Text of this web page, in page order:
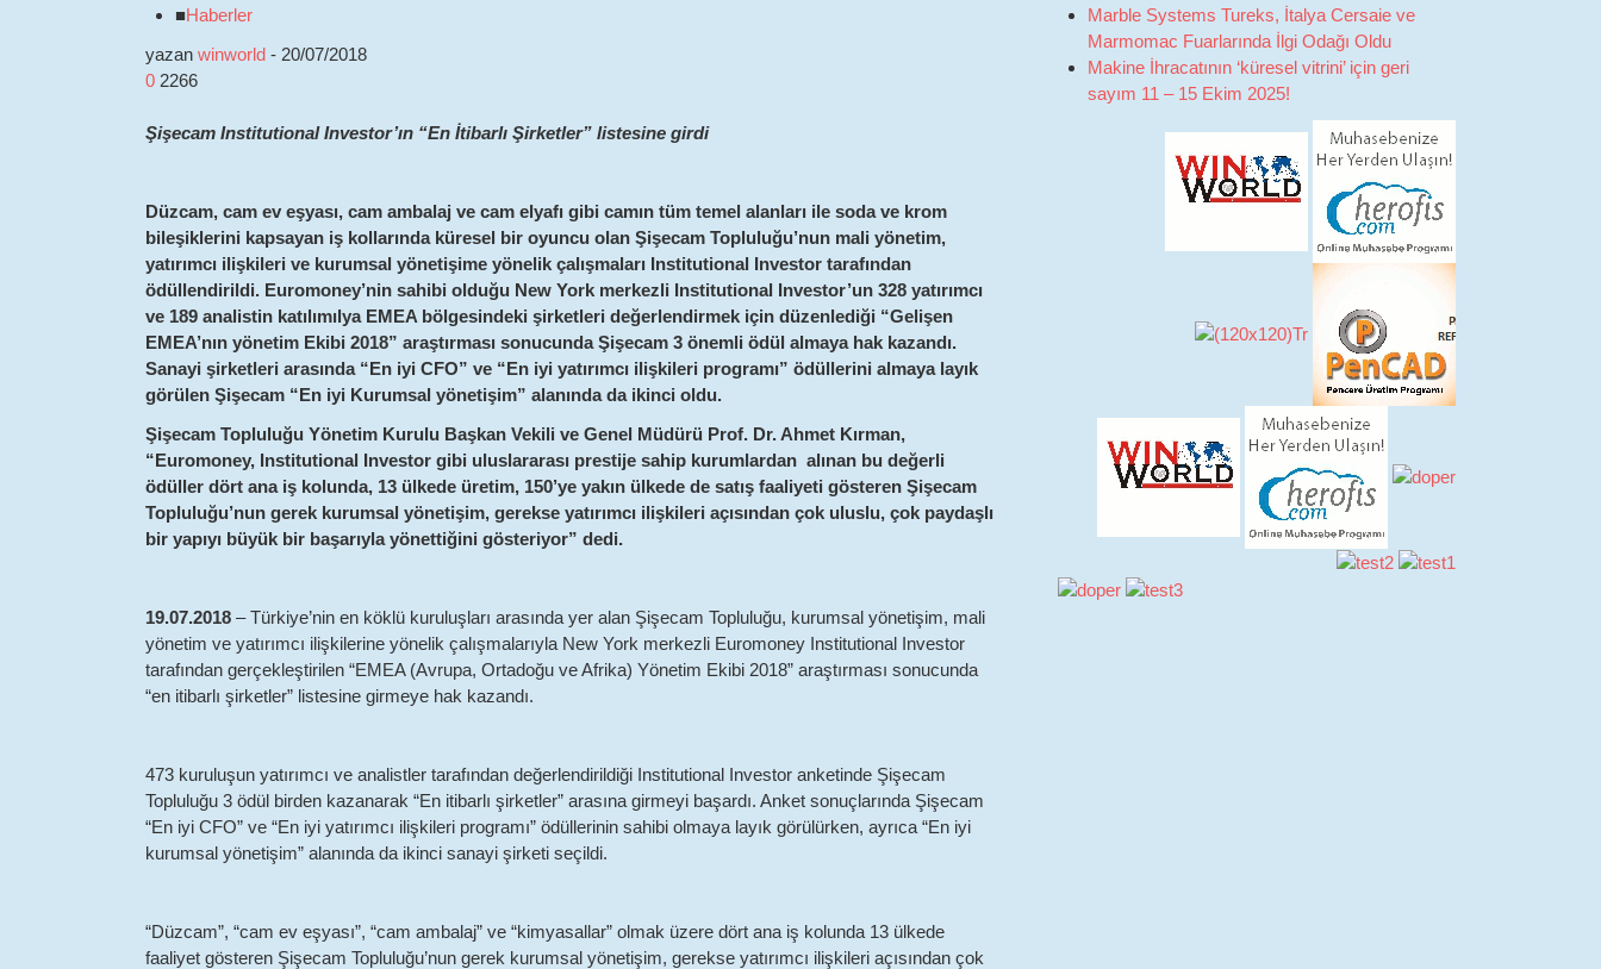
■Haberler
yazan winworld - 20/07/2018
0 2266
Şişecam Institutional Investor’ın “En İtibarlı Şirketler” listesine girdi
Düzcam, cam ev eşyası, cam ambalaj ve cam elyafı gibi camın tüm temel alanları ile soda ve krom
bileşiklerini kapsayan iş kollarında küresel bir oyuncu olan Şişecam Topluluğu’nun mali yönetim,
yatırımcı ilişkileri ve kurumsal yönetişime yönelik çalışmaları Institutional Investor tarafından
ödüllendirildi. Euromoney’nin sahibi olduğu New York merkezli Institutional Investor’un 328 yatırımcı
ve 189 analistin katılımılya EMEA bölgesindeki şirketleri değerlendirmek için düzenlediği “Gelişen
EMEA’nın yönetim Ekibi 2018” araştırması sonucunda Şişecam 3 önemli ödül almaya hak kazandı.
Sanayi şirketleri arasında “En iyi CFO” ve “En iyi yatırımcı ilişkileri programı” ödüllerini almaya layık
görülen Şişecam “En iyi Kurumsal yönetişim” alanında da ikinci oldu.
Şişecam Topluluğu Yönetim Kurulu Başkan Vekili ve Genel Müdürü Prof. Dr. Ahmet Kırman,
“Euromoney, Institutional Investor gibi uluslararası prestije sahip kurumlardan alınan bu değerli
ödüller dört ana iş kolunda, 13 ülkede üretim, 150’ye yakın ülkede de satış faaliyeti gösteren Şişecam
Topluluğu’nun gerek kurumsal yönetişim, gerekse yatırımcı ilişkileri açısından çok uluslu, çok paydaşlı
bir yapıyı büyük bir başarıyla yönettiğini gösteriyor” dedi.
19.07.2018 – Türkiye’nin en köklü kuruluşları arasında yer alan Şişecam Topluluğu, kurumsal yönetişim, mali
yönetim ve yatırımcı ilişkilerine yönelik çalışmalarıyla New York merkezli Euromoney Institutional Investor
tarafından gerçekleştirilen “EMEA (Avrupa, Ortadoğu ve Afrika) Yönetim Ekibi 2018” araştırması sonucunda
“en itibarlı şirketler” listesine girmeye hak kazandı.
473 kuruluşun yatırımcı ve analistler tarafından değerlendirildiği Institutional Investor anketinde Şişecam
Topluluğu 3 ödül birden kazanarak “En itibarlı şirketler” arasına girmeyi başardı. Anket sonuçlarında Şişecam
“En iyi CFO” ve “En iyi yatırımcı ilişkileri programı” ödüllerinin sahibi olmaya layık görülürken, ayrıca “En iyi
kurumsal yönetişim” alanında da ikinci sanayi şirketi seçildi.
“Düzcam”, “cam ev eşyası”, “cam ambalaj” ve “kimyasallar” olmak üzere dört ana iş kolunda 13 ülkede
faaliyet gösteren Şişecam Topluluğu’nun gerek kurumsal yönetişim, gerekse yatırımcı ilişkileri açısından çok
Marble Systems Tureks, İtalya Cersaie ve
Marmomac Fuarlarında İlgi Odağı Oldu
Makine İhracatının ‘küresel vitrini’ için geri
sayım 11 – 15 Ekim 2025!